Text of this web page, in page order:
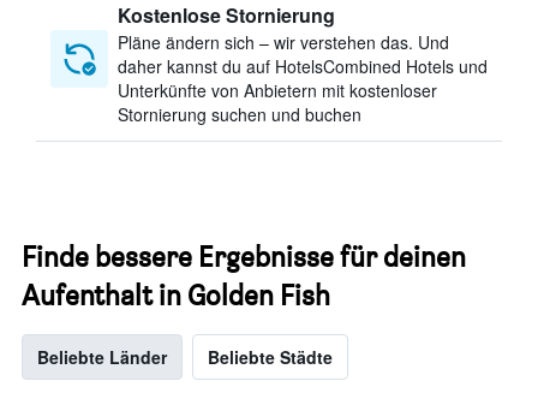
Kostenlose Stornierung
Pläne ändern sich – wir verstehen das. Und
daher kannst du auf HotelsCombined Hotels und
Unterkünfte von Anbietern mit kostenloser
Stornierung suchen und buchen
Finde bessere Ergebnisse für deinen
Aufenthalt in Golden Fish
Beliebte Länder Beliebte Städte